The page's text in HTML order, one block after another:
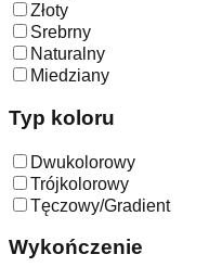
Złoty
Srebrny
Naturalny
Miedziany
Typ koloru
Dwukolorowy
Trójkolorowy
Tęczowy/Gradient
Wykończenie